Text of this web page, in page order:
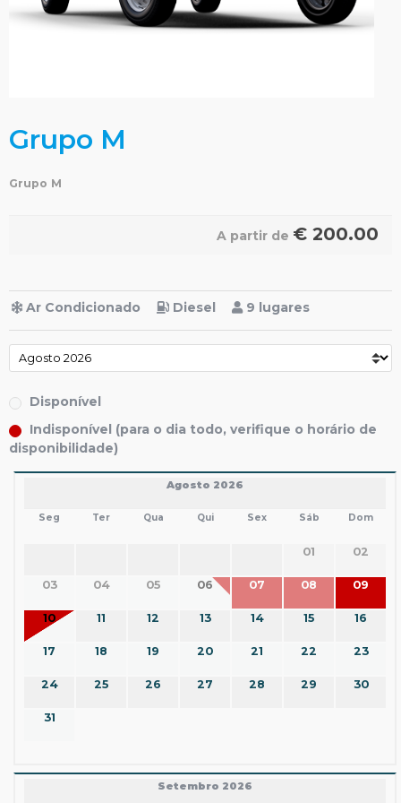
Grupo M
Grupo M
A partir de € 200.00
Ar Condicionado Diesel 9 lugares
Disponível
Indisponível (para o dia todo, verifique o horário de
disponibilidade)
Agosto 2026
Seg Ter Qua Qui Sex Sáb Dom
01 02
03 04 05 06 07 08 09
10 11 12 13 14 15 16
17 18 19 20 21 22 23
24 25 26 27 28 29 30
31
Setembro 2026